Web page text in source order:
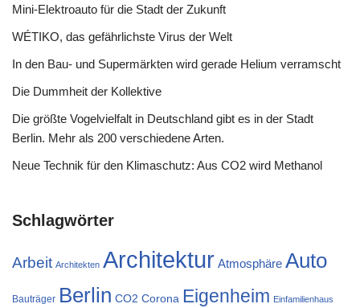
Mini-Elektroauto für die Stadt der Zukunft
WÉTIKO, das gefährlichste Virus der Welt
In den Bau- und Supermärkten wird gerade Helium verramscht
Die Dummheit der Kollektive
Die größte Vogelvielfalt in Deutschland gibt es in der Stadt
Berlin. Mehr als 200 verschiedene Arten.
Neue Technik für den Klimaschutz: Aus CO2 wird Methanol
Schlagwörter
Arbeit Architekten Architektur Atmosphäre Auto
Bauträger Berlin CO2 Corona Eigenheim Einfamilienhaus